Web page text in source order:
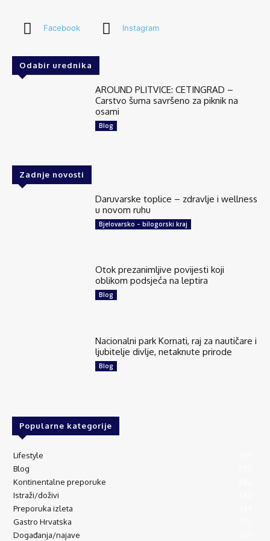
Facebook Instagram
Odabir urednika
AROUND PLITVICE: CETINGRAD –
Carstvo šuma savršeno za piknik na
osami
Blog
Zadnje novosti
Daruvarske toplice – zdravlje i wellness
u novom ruhu
Bjelovarsko – bilogorski kraj
Otok prezanimljive povijesti koji
oblikom podsjeća na leptira
Blog
Nacionalni park Kornati, raj za nautičare i
ljubitelje divlje, netaknute prirode
Blog
Popularne kategorije
Lifestyle
Blog
Kontinentalne preporuke
Istraži/doživi
Preporuka izleta
Gastro Hrvatska
Događanja/najave